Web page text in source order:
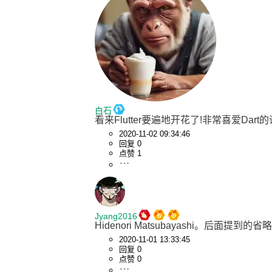
白石
看来Flutter要遍地开花了!非常喜爱Dart的
2020-11-02 09:34:46
回复 0
点赞 1
Jyang2016
Hidenori Matsubayashi。后面提到的省略i
2020-11-01 13:33:45
回复 0
点赞 0